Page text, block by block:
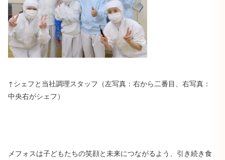
↑シェフと当社調理スタッフ（左写真：右から二番目、右写真：
中央右がシェフ）
メフォスは子どもたちの笑顔と未来につながるよう、引き続き食